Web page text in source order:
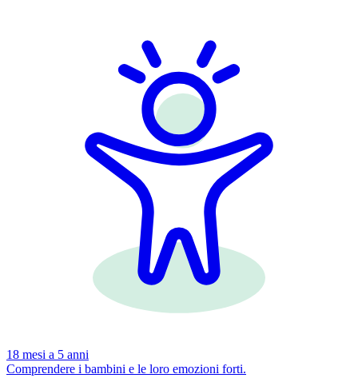
18 mesi a 5 anni
Comprendere i bambini e le loro emozioni forti.